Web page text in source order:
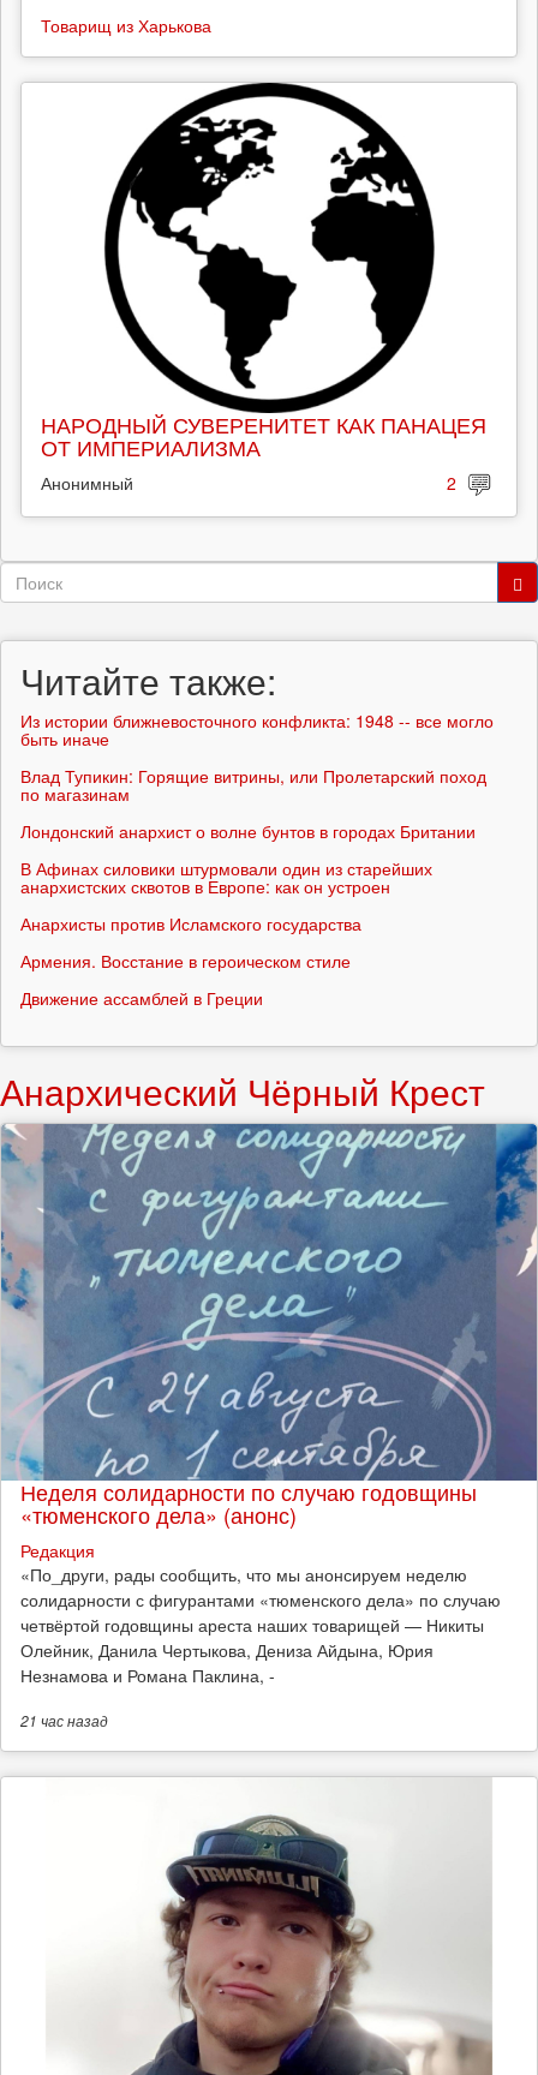
Товарищ из Харькова
НАРОДНЫЙ СУВЕРЕНИТЕТ КАК ПАНАЦЕЯ
ОТ ИМПЕРИАЛИЗМА
Анонимный 2
Форма
Читайте также:
Из истории ближневосточного конфликта: 1948 -- все могло
быть иначе
Влад Тупикин: Горящие витрины, или Пролетарский поход
по магазинам
Лондонский анархист о волне бунтов в городах Британии
В Афинах силовики штурмовали один из старейших
анархистских сквотов в Европе: как он устроен
Анархисты против Исламского государства
Армения. Восстание в героическом стиле
Движение ассамблей в Греции
Анархический Чёрный Крест
Неделя солидарности по случаю годовщины
«тюменского дела» (анонс)
Редакция
​«По_други, рады сообщить, что мы анонсируем неделю
солидарности с фигурантами «тюменского дела» по случаю
четвёртой годовщины ареста наших товарищей — Никиты
Олейник, Данила Чертыкова, Дениза Айдына, Юрия
Незнамова и Романа Паклина, -
21 часназад